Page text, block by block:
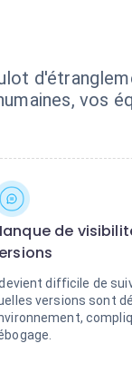
vos
de
difficile de
versions sont